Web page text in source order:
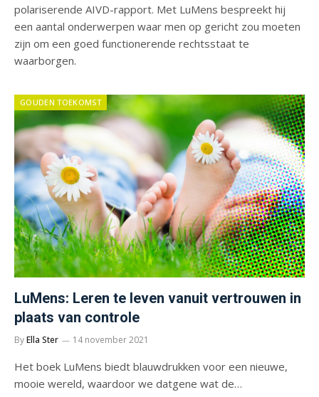
polariserende AIVD-rapport. Met LuMens bespreekt hij
een aantal onderwerpen waar men op gericht zou moeten
zijn om een goed functionerende rechtsstaat te
waarborgen.
GOUDEN TOEKOMST
LuMens: Leren te leven vanuit vertrouwen in
plaats van controle
ByElla Ster 14 november 2021
Het boek LuMens biedt blauwdrukken voor een nieuwe,
mooie wereld, waardoor we datgene wat de…